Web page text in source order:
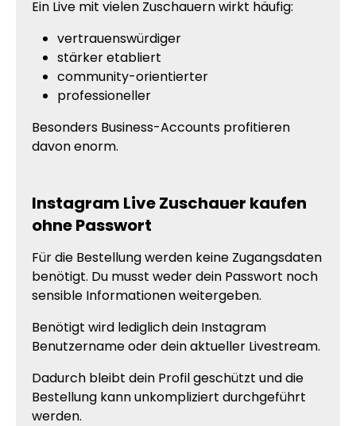
Ein Live mit vielen Zuschauern wirkt häufig:
vertrauenswürdiger
stärker etabliert
community-orientierter
professioneller
Besonders Business-Accounts profitieren
davon enorm.
Instagram Live Zuschauer kaufen
ohne Passwort
Für die Bestellung werden keine Zugangsdaten
benötigt. Du musst weder dein Passwort noch
sensible Informationen weitergeben.
Benötigt wird lediglich dein Instagram
Benutzername oder dein aktueller Livestream.
Dadurch bleibt dein Profil geschützt und die
Bestellung kann unkompliziert durchgeführt
werden.